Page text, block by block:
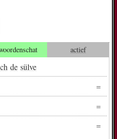
actief
de sülve